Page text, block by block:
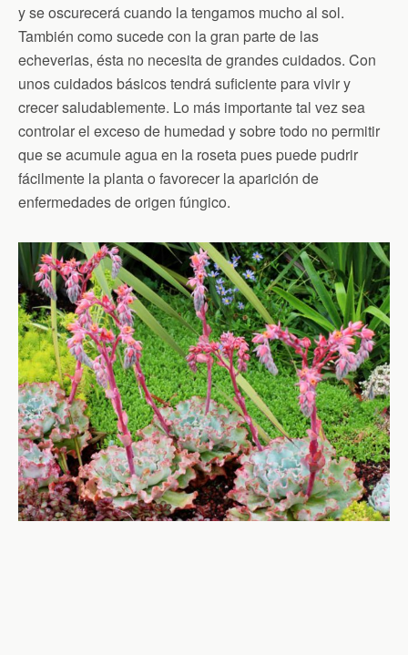
y se oscurecerá cuando la tengamos mucho al sol.
También como sucede con la gran parte de las
echeverias, ésta no necesita de grandes cuidados. Con
unos cuidados básicos tendrá suficiente para vivir y
crecer saludablemente. Lo más importante tal vez sea
controlar el exceso de humedad y sobre todo no permitir
que se acumule agua en la roseta pues puede pudrir
fácilmente la planta o favorecer la aparición de
enfermedades de origen fúngico.